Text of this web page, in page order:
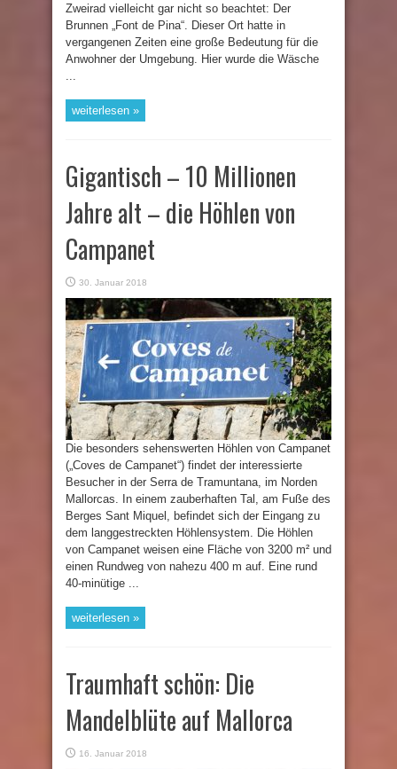
Zweirad vielleicht gar nicht so beachtet: Der
Brunnen „Font de Pina“. Dieser Ort hatte in
vergangenen Zeiten eine große Bedeutung für die
Anwohner der Umgebung. Hier wurde die Wäsche
...
weiterlesen »
Gigantisch – 10 Millionen
Jahre alt – die Höhlen von
Campanet
30. Januar 2018
Die besonders sehenswerten Höhlen von Campanet
(„Coves de Campanet“) findet der interessierte
Besucher in der Serra de Tramuntana, im Norden
Mallorcas. In einem zauberhaften Tal, am Fuße des
Berges Sant Miquel, befindet sich der Eingang zu
dem langgestreckten Höhlensystem. Die Höhlen
von Campanet weisen eine Fläche von 3200 m² und
einen Rundweg von nahezu 400 m auf. Eine rund
40-minütige ...
weiterlesen »
Traumhaft schön: Die
Mandelblüte auf Mallorca
16. Januar 2018